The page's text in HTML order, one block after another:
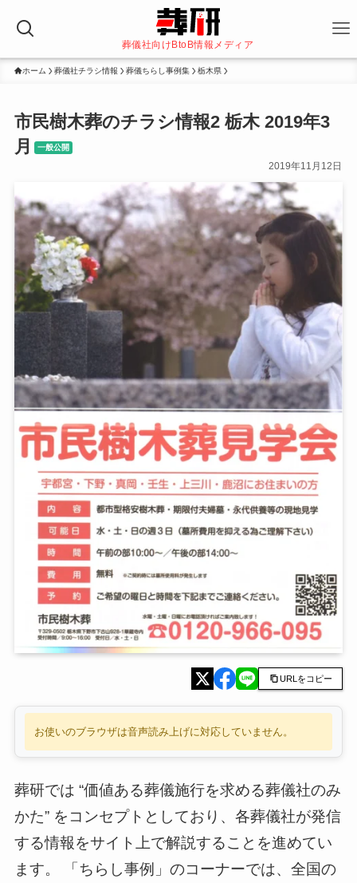
葬儀社向けBtoB情報メディア
ホーム 葬儀社チラシ情報 葬儀ちらし事例集 栃木県
市民樹木葬のチラシ情報2 栃木 2019年3
月
一般公開
2019年11月12日
URLをコピー
お使いのブラウザは音声読み上げに対応していません。
葬研では “価値ある葬儀施行を求める葬儀社のみ
かた” をコンセプトとしており、各葬儀社が発信
する情報をサイト上で解説することを進めてい
ます。 「ちらし事例」のコーナーでは、全国の